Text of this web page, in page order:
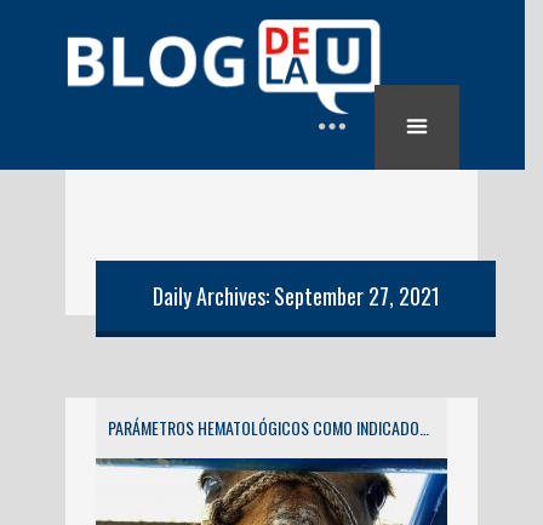
Daily Archives: September 27, 2021